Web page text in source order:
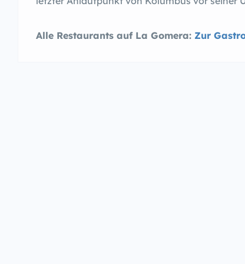
Alle Restaurants auf La Gomera: Zur